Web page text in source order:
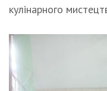
кулінарного